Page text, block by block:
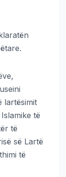
lartësimit
të
të
së Lartë
të